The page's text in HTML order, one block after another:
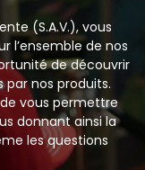
(S.A.V.), vous
l’ensemble de nos
de découvrir
par nos produits.
vous permettre
donnant ainsi la
les questions